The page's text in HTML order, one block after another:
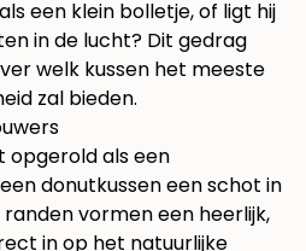
een klein bolletje, of ligt hij
in de lucht? Dit gedrag
welk kussen het meeste
zal bieden.
opgerold als een
donutkussen een schot in
vormen een heerlijk,
in op het natuurlijke